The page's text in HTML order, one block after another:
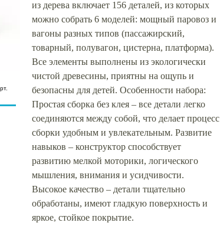
из дерева включает 156 деталей, из которых
можно собрать 6 моделей: мощный паровоз и
вагоны разных типов (пассажирский,
товарный, полувагон, цистерна, платформа).
Все элементы выполнены из экологически
чистой древесины, приятны на ощупь и
безопасны для детей. Особенности набора:
Простая сборка без клея – все детали легко
соединяются между собой, что делает процесс
сборки удобным и увлекательным. Развитие
навыков – конструктор способствует
развитию мелкой моторики, логического
мышления, внимания и усидчивости.
Высокое качество – детали тщательно
обработаны, имеют гладкую поверхность и
яркое, стойкое покрытие.